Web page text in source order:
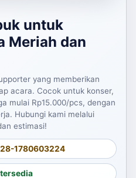
untuk
Meriah dan
yang memberikan
acara. Cocok untuk konser,
mulai Rp15.000/pcs, dengan
Hubungi kami melalui
estimasi!
1780603224